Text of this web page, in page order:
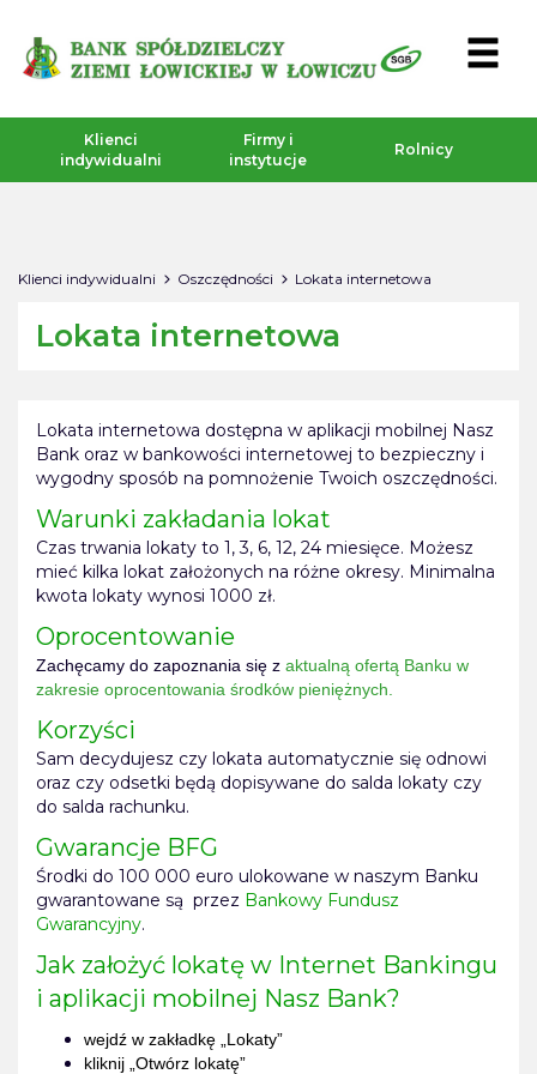
Klienci
indywidualni
Firmy i
instytucje
Rolnicy
Klienci indywidualni Oszczędności Lokata internetowa
Lokata internetowa
Lokata internetowa dostępna w aplikacji mobilnej Nasz
Bank oraz w bankowości internetowej to bezpieczny i
wygodny sposób na pomnożenie Twoich oszczędności.
Warunki zakładania lokat
Czas trwania lokaty to 1, 3, 6, 12, 24 miesięce. Możesz
mieć kilka lokat założonych na różne okresy. Minimalna
kwota lokaty wynosi 1000 zł.
Oprocentowanie
Zachęcamy do zapoznania się z aktualną ofertą Banku w
zakresie oprocentowania środków pieniężnych.
Korzyści
Sam decydujesz czy lokata automatycznie się odnowi
oraz czy odsetki będą dopisywane do salda lokaty czy
do salda rachunku.
Gwarancje BFG
Środki do 100 000 euro ulokowane w naszym Banku
gwarantowane są przez Bankowy Fundusz
Gwarancyjny.
Jak założyć lokatę w Internet Bankingu
i aplikacji mobilnej Nasz Bank?
wejdź w zakładkę „Lokaty”
kliknij „Otwórz lokatę”